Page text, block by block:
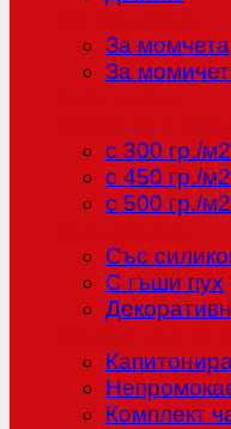
За момчета
За
с 300 гр./
с 450 гр./
с 500 гр./
Със
С гъши пух
Комплект